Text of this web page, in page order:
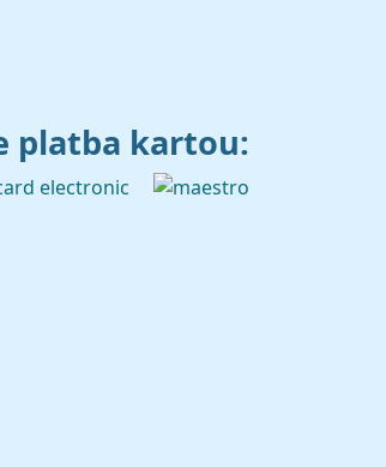
platba kartou: